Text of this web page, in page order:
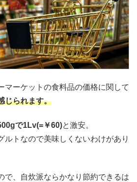
マーケットの食料品の価格に関して
じられます。
で1Lv(=￥60)と激安。
ルトなので美味しくないわけがあり
で、自炊派ならかなり節約できるは